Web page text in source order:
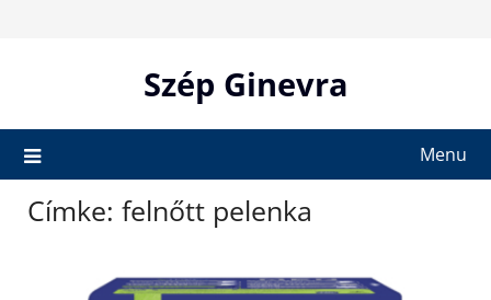
Szép Ginevra
Menu
Címke: felnőtt pelenka